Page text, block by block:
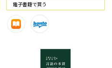
電⼦書籍で買う